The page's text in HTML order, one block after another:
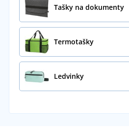
Tašky na dokumenty
Termotašky
Ledvinky